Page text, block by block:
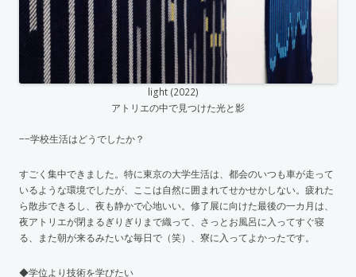
light (2022)
アトリエの中で見つけた光と影
−−学校生活はどうでしたか？
すごく集中できました。特に東京の大学生活は、都会のいつも車が走って
いるような環境でしたが、ここは自然に囲まれてせかせかしない。疲れた
ら散歩できるし、夜も静かで心地いい。修了展に向けた最後の一カ月は、
夜アトリエが閉まるぎりぎりまで織って、さっとお風呂に入ってすぐ寝
る、また朝が来るみたいな毎日で（笑）、寮に入ってよかったです。
◆学位より技術を学びたい